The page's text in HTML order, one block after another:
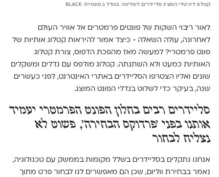
קטלוג דיגיטלי המציג סליידרים לשליטה בגודל בפונטיית BLACK
לאור ריבוי השקות של פונטים פרמטרים אל אוויר העולם
לאחרונה, עולה השאלה - כיצד אמור להיראות קטלוג אותיות של
פונט פרמטרי? למעשה מאז מהפכת הדפוס, צורת קטלוג
האותיות כמעט ולא השתנתה. קטלוג מודפס עם גדלים ומשקלים
שונים ואליו הצטרפו הסליידרים באתרי האינטרנט, לפני כעשרים
שנה, בעיקר כדי לשלוט בגדלי הפונט המוצג.
סליידרים רבים בחלון הפונט הפרמטרי יעמיד
אותנו בפני 'פרדוקס הבחירה', פשוט לא
נצליח לבחור
אנחנו נתקלים בסליידרים בשלל מקומות בממשק עם טכנולוגיה,
נאמר בבחירת ווליום, שכן הם מאפשרים לנו לבחור פרט מתוך